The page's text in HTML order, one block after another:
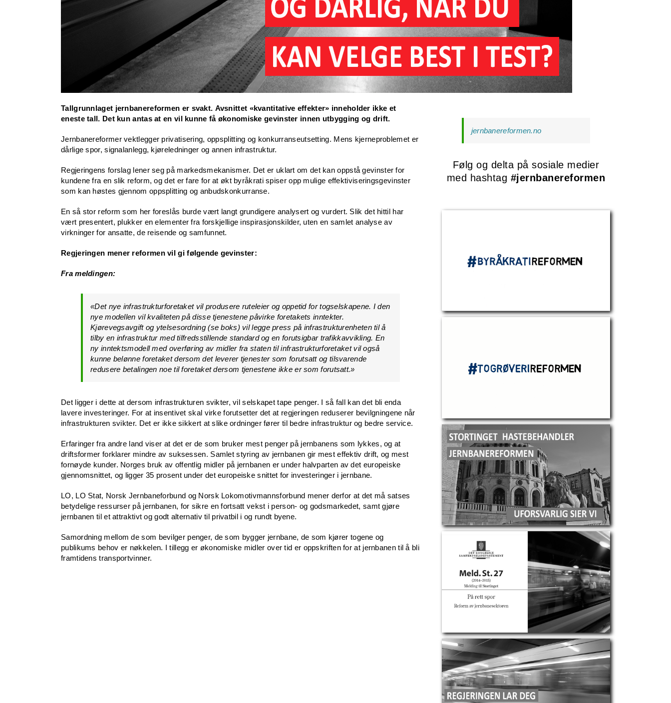
Tallgrunnlaget jernbanereformen er svakt. Avsnittet «kvantitative effekter» inneholder ikke et
eneste tall. Det kun antas at en vil kunne få økonomiske gevinster innen utbygging og drift.
Jernbanereformer vektlegger privatisering, oppsplitting og konkurranseutsetting. Mens kjerneproblemet er
dårlige spor, signalanlegg, kjøreledninger og annen infrastruktur.
Regjeringens forslag lener seg på markedsmekanismer. Det er uklart om det kan oppstå gevinster for
kundene fra en slik reform, og det er fare for at økt byråkrati spiser opp mulige effektiviseringsgevinster
som kan høstes gjennom oppsplitting og anbudskonkurranse.
En så stor reform som her foreslås burde vært langt grundigere analysert og vurdert. Slik det hittil har
vært presentert, plukker en elementer fra forskjellige inspirasjonskilder, uten en samlet analyse av
virkninger for ansatte, de reisende og samfunnet.
Regjeringen mener reformen vil gi følgende gevinster:
Fra meldingen:
«Det nye infrastrukturforetaket vil produsere ruteleier og oppetid for togselskapene. I den
nye modellen vil kvaliteten på disse tjenestene påvirke foretakets inntekter.
Kjørevegsavgift og ytelsesordning (se boks) vil legge press på infrastrukturenheten til å
tilby en infrastruktur med tilfredsstillende standard og en forutsigbar trafikkavvikling. En
ny inntektsmodell med overføring av midler fra staten til infrastrukturforetaket vil også
kunne belønne foretaket dersom det leverer tjenester som forutsatt og tilsvarende
redusere betalingen noe til foretaket dersom tjenestene ikke er som forutsatt.»
Det ligger i dette at dersom infrastrukturen svikter, vil selskapet tape penger. I så fall kan det bli enda
lavere investeringer. For at insentivet skal virke forutsetter det at regjeringen reduserer bevilgningene når
infrastrukturen svikter. Det er ikke sikkert at slike ordninger fører til bedre infrastruktur og bedre service.
Erfaringer fra andre land viser at det er de som bruker mest penger på jernbanens som lykkes, og at
driftsformer forklarer mindre av suksessen. Samlet styring av jernbanen gir mest effektiv drift, og mest
fornøyde kunder. Norges bruk av offentlig midler på jernbanen er under halvparten av det europeiske
gjennomsnittet, og ligger 35 prosent under det europeiske snittet for investeringer i jernbane.
LO, LO Stat, Norsk Jernbaneforbund og Norsk Lokomotivmannsforbund mener derfor at det må satses
betydelige ressurser på jernbanen, for sikre en fortsatt vekst i person- og godsmarkedet, samt gjøre
jernbanen til et attraktivt og godt alternativ til privatbil i og rundt byene.
Samordning mellom de som bevilger penger, de som bygger jernbane, de som kjører togene og
publikums behov er nøkkelen. I tillegg er økonomiske midler over tid er oppskriften for at jernbanen til å bli
framtidens transportvinner.
jernbanereformen.no
Følg og delta på sosiale medier
med hashtag #jernbanereformen